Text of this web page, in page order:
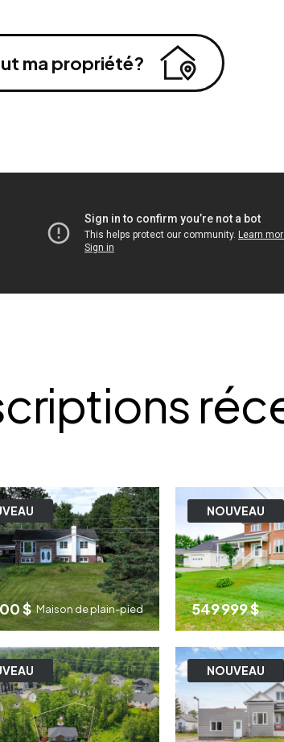
ma propriété?
$ Maison de plain-pied
4 2
NOUVEAU
549 999 $
NOUVEAU